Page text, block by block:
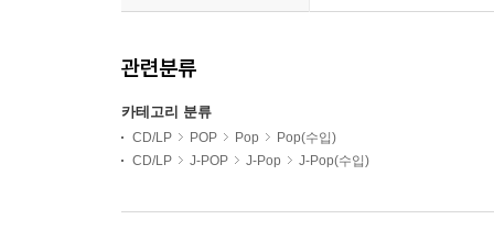
관련분류
카테고리 분류
CD/LP POP Pop
Pop(수입)
CD/LP
J-POP J-Pop J-Pop(수입)